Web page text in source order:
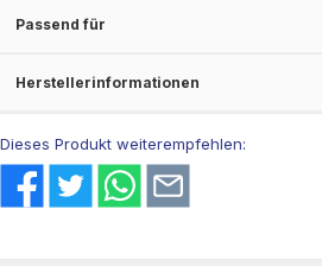
Passend für
Herstellerinformationen
Dieses Produkt weiterempfehlen: